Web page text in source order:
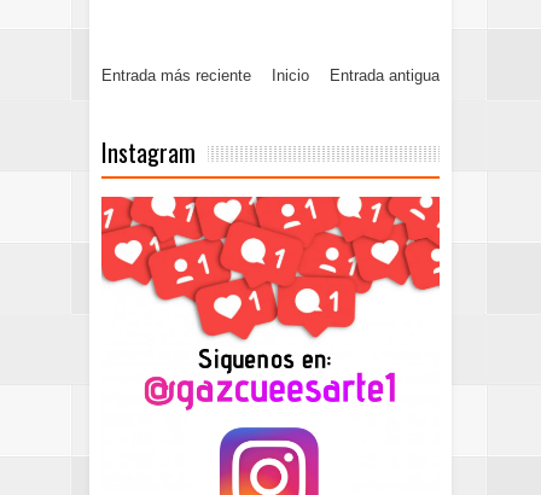
Entrada más reciente Entrada antigua
Inicio
Instagram